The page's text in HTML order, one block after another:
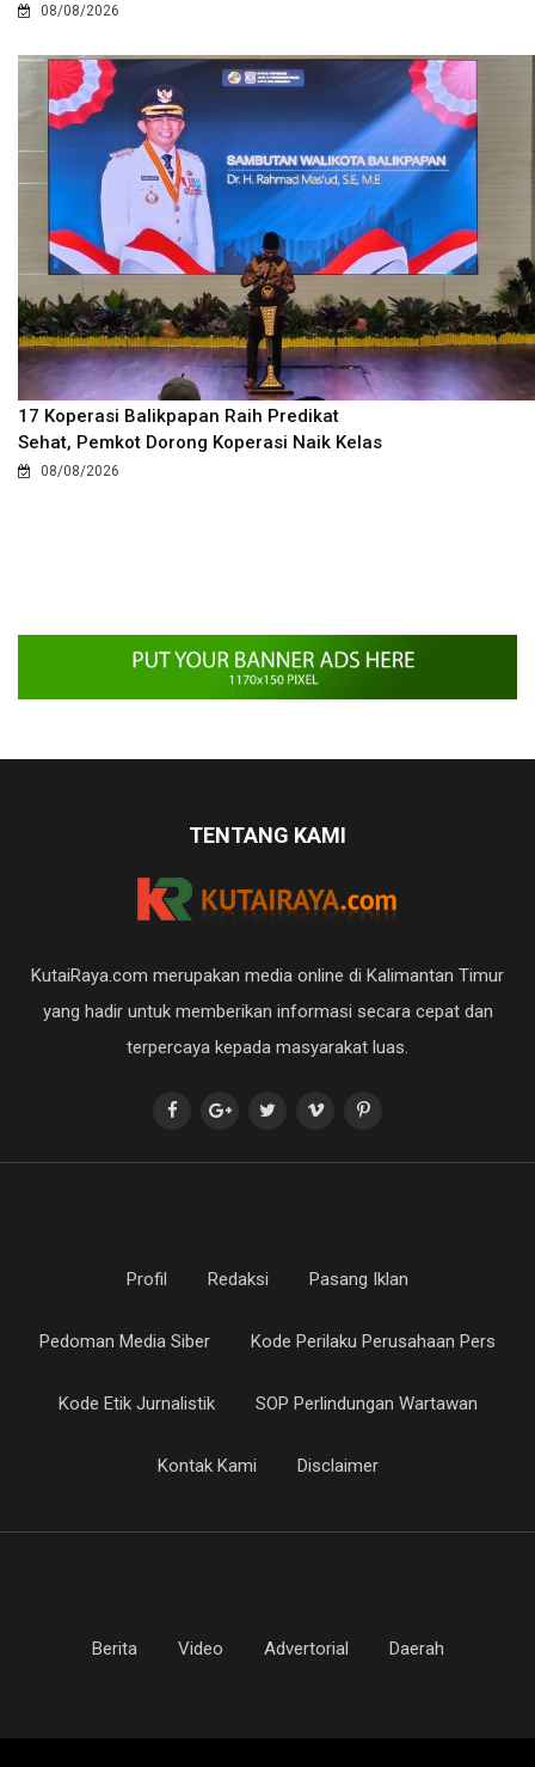
08/08/2026
17 Koperasi Balikpapan Raih Predikat
Sehat, Pemkot Dorong Koperasi Naik Kelas
08/08/2026
TENTANG KAMI
KutaiRaya.com merupakan media online di Kalimantan Timur
yang hadir untuk memberikan informasi secara cepat dan
terpercaya kepada masyarakat luas.
Profil Redaksi Pasang Iklan
Pedoman Media Siber Kode Perilaku Perusahaan Pers
Kode Etik Jurnalistik SOP Perlindungan Wartawan
Kontak Kami Disclaimer
Berita Video Advertorial Daerah